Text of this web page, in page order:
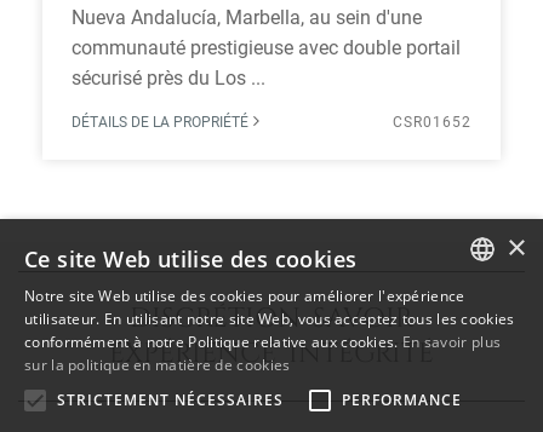
Nueva Andalucía, Marbella, au sein d'une
communauté prestigieuse avec double portail
sécurisé près du Los ...
DÉTAILS DE LA PROPRIÉTÉ CSR01652
DISCRÉTION SAVOIR
EXPÉRIENCE INTÉGRITÉ
ENGLISH
SPANISH
FRENCH
×
Ce site Web utilise des cookies
Notre site Web utilise des cookies pour améliorer l'expérience
utilisateur. En utilisant notre site Web, vous acceptez tous les cookies
conformément à notre Politique relative aux cookies. En savoir plus
sur la politique en matière de cookies
STRICTEMENT NÉCESSAIRES
PERFORMANCE